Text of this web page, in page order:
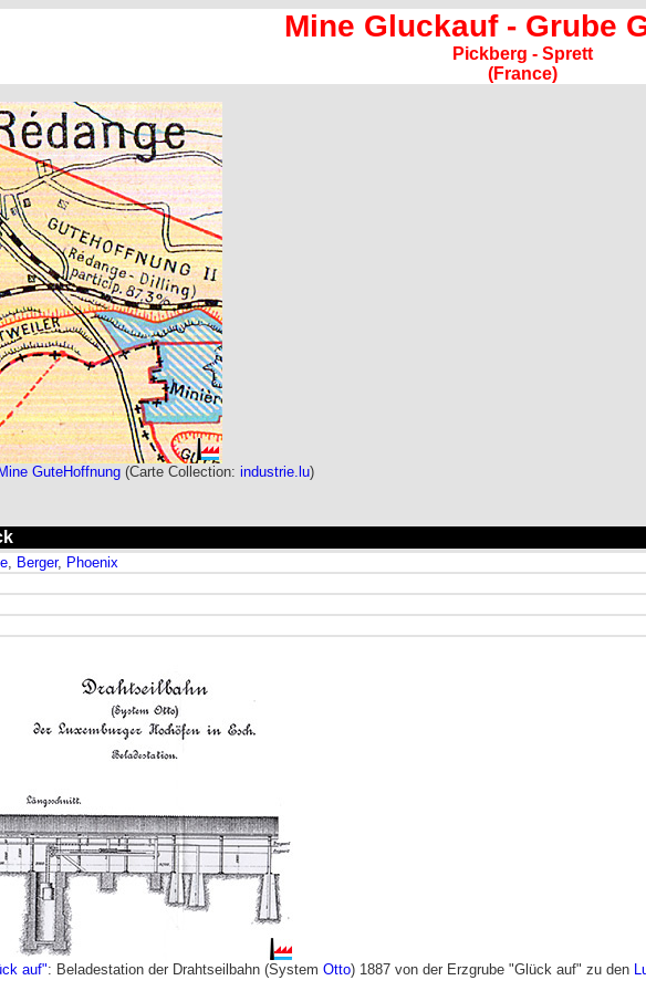
Mine Gluckauf - Grube
Pickberg - Sprett
(France)
Mine GuteHoffnung (Carte Collection: industrie.lu)
, Berger, Phoenix
auf": Beladestation der Drahtseilbahn (System Otto) 1887 von der Erzgrube "Glück auf" zu den